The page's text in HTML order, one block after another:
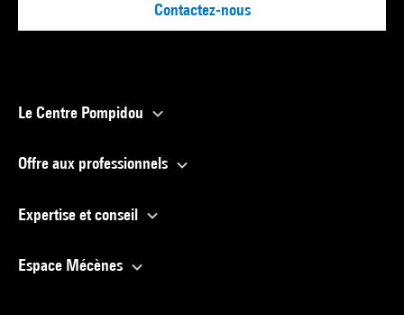
Contactez-nous
Le Centre Pompidou
Offre aux professionnels
Expertise et conseil
Espace Mécènes